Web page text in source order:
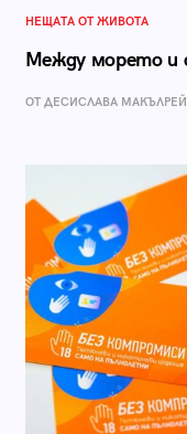
НЕЩАТА ОТ ЖИВОТА
Между морето и
ОТ ДЕСИСЛАВА